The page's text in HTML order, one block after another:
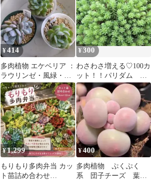
¥414
多肉植物 エケベリア ：
ラウリンゼ・風緑・花
うららセット
¥300
わさわさ増える♡100カ
ット！！パリダム セ
ダム 多肉植物
¥1,299
もりもり多肉弁当 カッ
ト苗詰め合わせ
¥400
多肉植物 ぷくぷく
系 団子チーズ 葉挿